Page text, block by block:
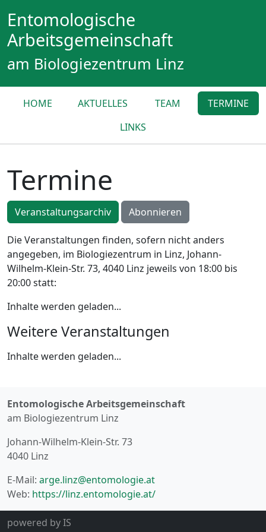
Entomologische
Arbeitsgemeinschaft
am Biologiezentrum Linz
HOME AKTUELLES TEAM
TERMINE
LINKS
Termine
Veranstaltungsarchiv Abonnieren
Die Veranstaltungen finden, sofern nicht anders
angegeben, im Biologiezentrum in Linz, Johann-
Wilhelm-Klein-Str. 73, 4040 Linz jeweils von 18:00 bis
20:00 statt:
Inhalte werden geladen...
Weitere Veranstaltungen
Inhalte werden geladen...
Entomologische Arbeitsgemeinschaft
am Biologiezentrum Linz
Johann-Wilhelm-Klein-Str. 73
4040 Linz
E-Mail: arge.linz@entomologie.at
Web: https://linz.entomologie.at/
powered byIS